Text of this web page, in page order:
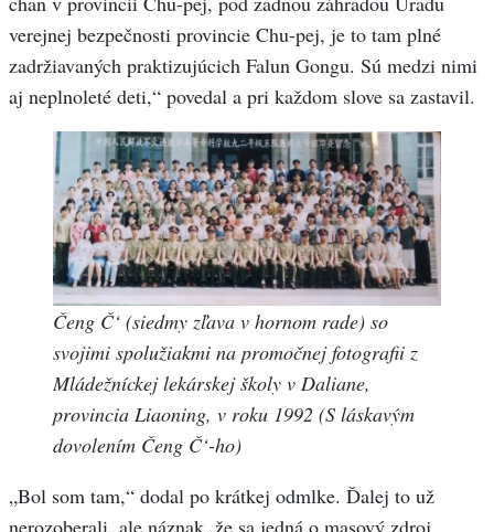
verejnej bezpečnosti provincie Chu-pej, je to tam plné
zadržiavaných praktizujúcich Falun Gongu. Sú medzi nimi
aj neplnoleté deti,“ povedal a pri každom slove sa zastavil.
Čeng Č‘ (siedmy zľava v hornom rade) so
svojimi spolužiakmi na promočnej fotografii z
Mládežníckej lekárskej školy v Daliane,
provincia Liaoning, v roku 1992 (S láskavým
dovolením Čeng Č‘-ho)
„Bol som tam,“ dodal po krátkej odmlke. Ďalej to už
nerozoberali, ale náznak, že sa jedná o masový zdroj